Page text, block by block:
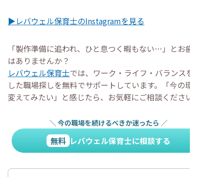
▶レバウェル保育士のInstagramを見る
「製作準備に追われ、ひと息つく暇もない…」とお疲れで
はありませんか？
レバウェル保育士では、ワーク・ライフ・バランスを重視
した職場探しを無料でサポートしています。「今の環境を
変えてみたい」と感じたら、お気軽にご相談ください。
＼ 今の職場を続けるべきか迷ったら ／
無料 レバウェル保育士に相談する